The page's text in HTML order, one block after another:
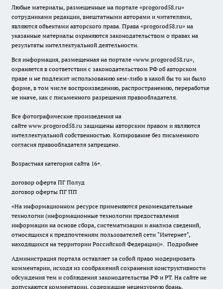
Любые материалы, размещенные на портале «progorod58.ru»
сотрудниками редакции, внештатными авторами и читателями,
являются объектами авторского права. Права «progorod58.ru» на
указанные материалы охраняются законодательством о правах на
результаты интеллектуальной деятельности.
Вся информация, размещенная на портале «www.progorod58.ru»,
охраняется в соответствии с законодательством РФ об авторском
праве и не подлежит использованию кем-либо в какой бы то ни было
форме, в том числе воспроизведению, распространению, переработке
не иначе, как с письменного разрешения правообладателя.
Все фотографические произведения на
сайте www.progorod58.ru защищены авторским правом и являются
интеллектуальной собственностью. Копирование без письменного
согласия правообладателя запрещено.
Возрастная категория сайта 16+.
договор оферта ПГ Полуд
договор оферты ПГ ПП
«На информационном ресурсе применяются рекомендательные
технологии (информационные технологии предоставления
информации на основе сбора, систематизации и анализа сведений,
относящихся к предпочтениям пользователей сети "Интернет",
находящихся на территории Российской Федерации)». Подробнее
Администрация портала оставляет за собой право модерировать
комментарии, исходя из соображений сохранения конструктивности
обсуждения тем и соблюдения законодательства РФ и РТ. На сайте не
допускаются комментарии, содержащие нецензурную брань,